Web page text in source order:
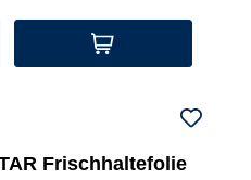
Frischhaltefolie